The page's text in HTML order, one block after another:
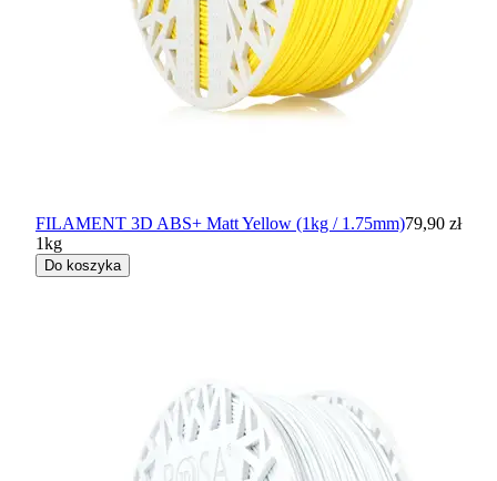
FILAMENT 3D ABS+ Matt Yellow (1kg / 1.75mm)79,90 zł
1kg
Do koszyka